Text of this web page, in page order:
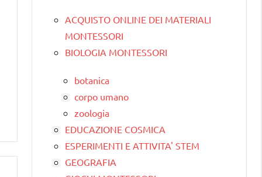
ACQUISTO ONLINE DEI MATERIALI
MONTESSORI
BIOLOGIA MONTESSORI
botanica
corpo umano
zoologia
EDUCAZIONE COSMICA
ESPERIMENTI E ATTIVITA' STEM
GEOGRAFIA